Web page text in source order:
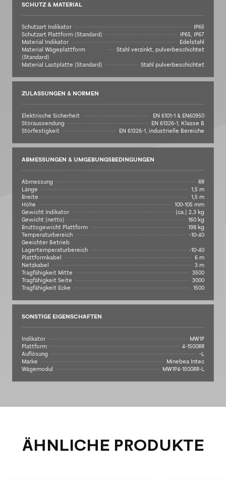
SCHUTZ & MATERIAL
Schutzart Indikator
IP65
Schutzart Plattform (Standard)
IP65, IP67
Material Indikator
Edelstahl
Material Wägeplattform
(Standard)
Stahl verzinkt, pulverbeschichtet
Material Lastplatte (Standard)
Stahl pulverbeschichtet
ZULASSUNGEN & NORMEN
Elektrische Sicherheit
EN 6101-1 & EN60950
Störaussendung
EN 61326-1, Klasse B
Störfestigkeit
EN 61326-1, industrielle Bereiche
ABMESSUNGEN & UMGEBUNGSBEDINGUNGEN
Abmessung
RR
Länge
1,5 m
Breite
1,5 m
Höhe
100-105 mm
Gewicht Indikator
(ca.) 2,3 kg
Gewicht (netto)
160 kg
Bruttogewicht Plattform
198 kg
Temperaturbereich
Geeichter Betrieb
-10-40
Lagertemperaturbereich
-10-40
Plattformkabel
6 m
Netzkabel
3 m
Tragfähigkeit Mitte
3500
Tragfähigkeit Seite
3000
Tragfähigkeit Ecke
1500
SONSTIGE EIGENSCHAFTEN
Indikator
MW1P
Plattform
4-1500RR
Auflösung
-L
Marke
Minebea Intec
Wägemodul
MW1P4-1500RR-L
ÄHNLICHE PRODUKTE